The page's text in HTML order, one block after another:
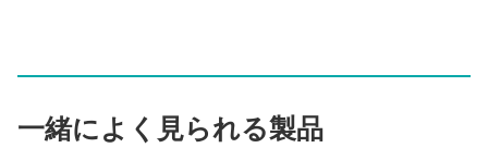
一緒によく見られる製品